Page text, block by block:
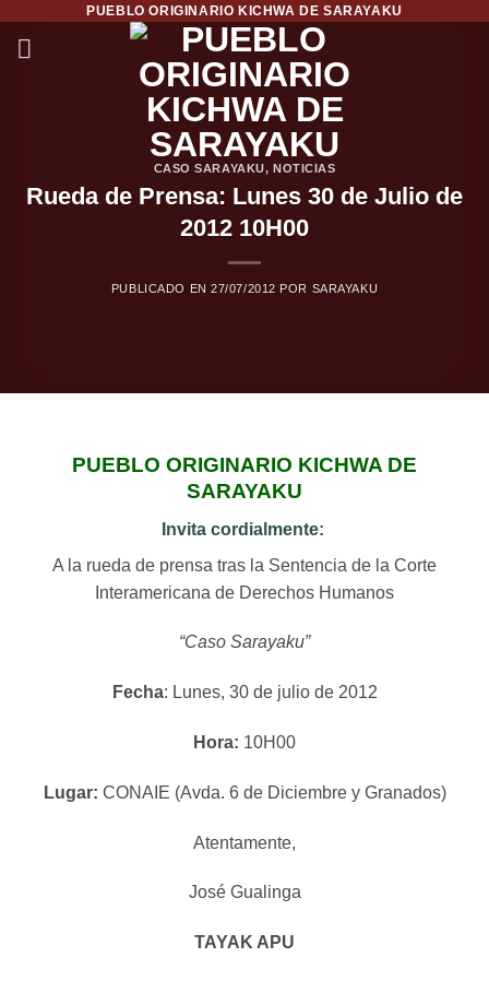
PUEBLO ORIGINARIO KICHWA DE SARAYAKU
CASO SARAYAKU, NOTICIAS
Rueda de Prensa: Lunes 30 de Julio de
2012 10H00
PUBLICADO EN27/07/2012 POR SARAYAKU
PUEBLO ORIGINARIO KICHWA DE
SARAYAKU
Invita cordialmente:
A la rueda de prensa tras la Sentencia de la Corte
Interamericana de Derechos Humanos
“Caso Sarayaku”
Fecha: Lunes, 30 de julio de 2012
Hora: 10H00
Lugar: CONAIE (Avda. 6 de Diciembre y Granados)
Atentamente,
José Gualinga
TAYAK APU